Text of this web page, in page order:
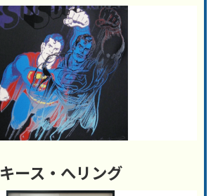
キース・へリング